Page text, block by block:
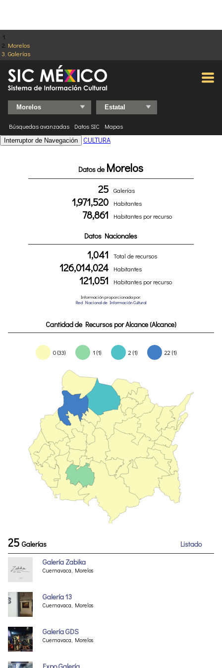
Morelos
Galerías
Búsquedas avanzadas Datos SIC Mapas
Interruptor de Navegación CULTURA
Datos de Morelos
25 Galerías
1,971,520 Habitantes
78,861 Habitantes por recurso
Datos Nacionales
1,041 Total de recursos
126,014,024 Habitantes
121,051 Habitantes por recurso
Información proporcionada por:
Red Nacional de Información Cultural
25 Galerías
Listado
Galería Zabika
Cuernavaca, Morelos
Galería 13
Cuernavaca, Morelos
Galería GDS
Cuernavaca, Morelos
Cantidad de Recursos por Alcance (Alcance)
0 (33) 1 (1) 2 (1) 22 (1)